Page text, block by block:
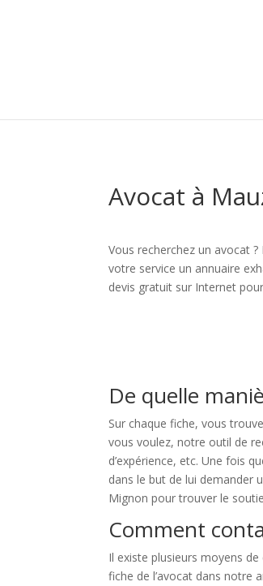
Avocat à
Vous recherchez un avocat
votre service un annuaire
devis gratuit sur Internet
De quelle
Sur chaque fiche, vous
vous voulez, notre outil de
d’expérience, etc. Une fois
dans le but de lui demander
Mignon pour trouver le
Comment
Il existe plusieurs moyens
fiche de l’avocat dans notre